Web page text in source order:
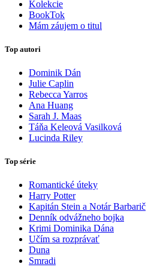
Kolekcie
BookTok
Mám záujem o titul
Top autori
Dominik Dán
Julie Caplin
Rebecca Yarros
Ana Huang
Sarah J. Maas
Táňa Keleová Vasilková
Lucinda Riley
Top série
Romantické úteky
Harry Potter
Kapitán Stein a Notár Barbarič
Denník odvážneho bojka
Krimi Dominika Dána
Učím sa rozprávať
Duna
Smradi